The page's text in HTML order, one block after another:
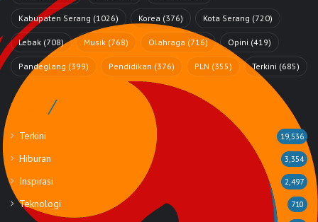
Kabupaten Serang (1026) Korea (376) Kota Serang (720)
Lebak (708) Musik (768) Olahraga (716) Opini (419)
Pandeglang (399) Pendidikan (376) PLN (355) Terkini (685)
Rubrik
Terkini 19,536
Hiburan 3,354
Inspirasi 2,497
Teknologi 710